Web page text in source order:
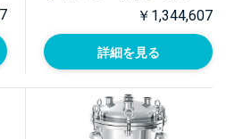
￥1,344,607
詳細を見る